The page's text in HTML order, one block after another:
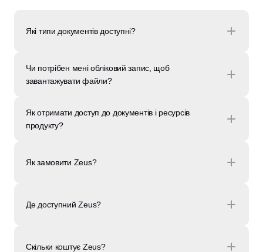
Які типи документів доступні?
Чи потрібен мені обліковий запис, щоб
завантажувати файли?
Як отримати доступ до документів і ресурсів
продукту?
Як замовити Zeus?
Де доступний Zeus?
Скільки коштує Zeus?